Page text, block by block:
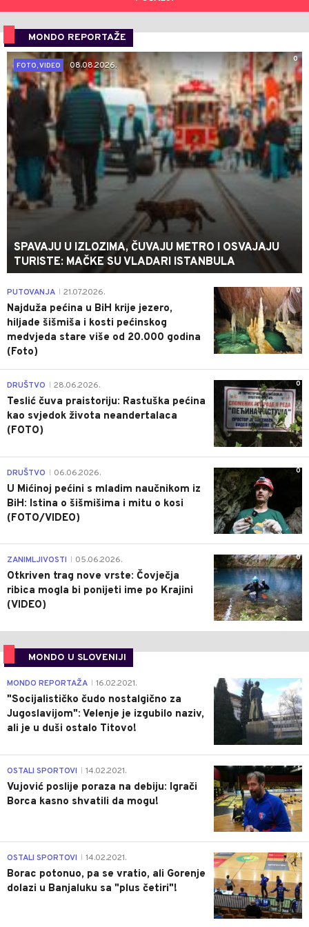
MONDO REPORTAŽE
0
FOTO, VIDEO
08.08.2026.
SPAVAJU U IZLOZIMA, ČUVAJU METRO I OSVAJAJU
TURISTE: MAČKE SU VLADARI ISTANBULA
0
PUTOVANJA 21.07.2026.
Najduža pećina u BiH krije jezero,
hiljade šišmiša i kosti pećinskog
medvjeda stare više od 20.000 godina
(Foto)
0
DRUŠTVO 28.06.2026.
Teslić čuva praistoriju: Rastuška pećina
kao svjedok života neandertalaca
(FOTO)
0
DRUŠTVO 06.06.2026.
U Mićinoj pećini s mladim naučnikom iz
BiH: Istina o šišmišima i mitu o kosi
(FOTO/VIDEO)
0
ZANIMLJIVOSTI 05.06.2026.
Otkriven trag nove vrste: Čovječja
ribica mogla bi ponijeti ime po Krajini
(VIDEO)
MONDO U SLOVENIJI
4
MONDO REPORTAŽA 16.02.2021.
"Socijalističko čudo nostalgično za
Jugoslavijom": Velenje je izgubilo naziv,
ali je u duši ostalo Titovo!
1
OSTALI SPORTOVI 14.02.2021.
Vujović poslije poraza na debiju: Igrači
Borca kasno shvatili da mogu!
3
OSTALI SPORTOVI 14.02.2021.
Borac potonuo, pa se vratio, ali Gorenje
dolazi u Banjaluku sa "plus četiri"!